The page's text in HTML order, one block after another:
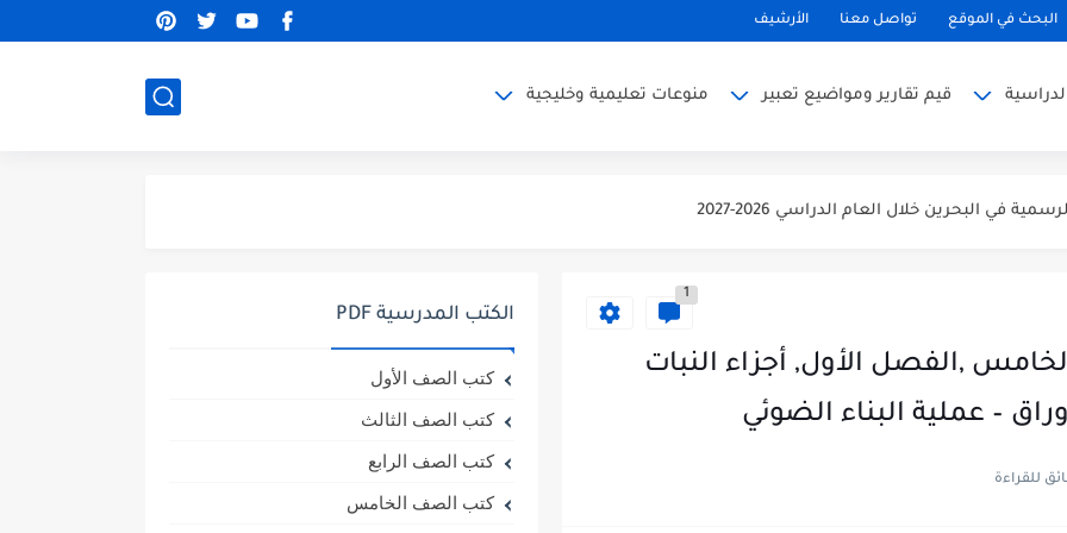
البحث في الموقع تواصل معنا الأرشيف
قيم تقارير ومواضيع تعبير منوعات تعليمية وخليجية
الأسرة عند شراء مستلزمات المدرسة
في البحرين خلال العام الدراسي 2026-2027
الأكاديمي الجديد للعام الدراسي 2026-2027
ذي الحجة واغتنامها بالطاعات
1
,الفصل الأول, أجزاء النبات
– عملية البناء الضوئي
الكتب المدرسية PDF
كتب الصف الأول
كتب الصف الثالث
كتب الصف الرابع
كتب الصف الخامس